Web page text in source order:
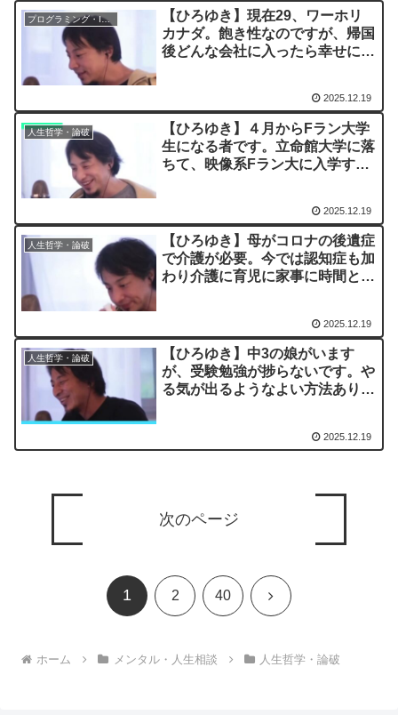
プログラミング・IT業界
【ひろゆき】現在29、ワーホリ
カナダ。飽き性なのですが、帰国
後どんな会社に入ったら幸せにな
2025.12.19
人生哲学・論破
【ひろゆき】４月からFラン大学
生になる者です。立命館大学に落
ちて、映像系Fラン大に入学する
ろゆき切り抜き 20230320
2025.12.19
人生哲学・論破
【ひろゆき】母がコロナの後遺症
で介護が必要。今では認知症も加
わり介護に育児に家事に時間とお
多々あります。ー ひろゆき切り
抜き 20230322
2025.12.19
人生哲学・論破
【ひろゆき】中3の娘がいます
が、受験勉強が捗らないです。や
る気が出るようなよい方法ありま
2025.12.19
次のページ
1 2 40 次
ホーム メンタル・人生相談 人生哲学・論破